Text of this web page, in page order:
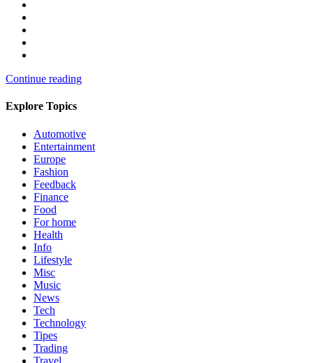
Continue reading
Explore Topics
Automotive
Entertainment
Europe
Fashion
Feedback
Finance
Food
For home
Health
Info
Lifestyle
Misc
Music
News
Tech
Technology
Tipes
Trading
Travel